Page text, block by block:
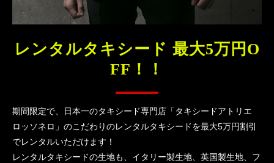
レンタルタキシード 最大5万円O
FF！！
期間限定で、日本一のタキシード専門店「タキシードアトリエ
ロッソネロ」のこだわりのレンタルタキシードを最大5万円割引
でレンタルいただけます！
レンタルタキシードの生地も、イタリー製生地、英国製生地、フ